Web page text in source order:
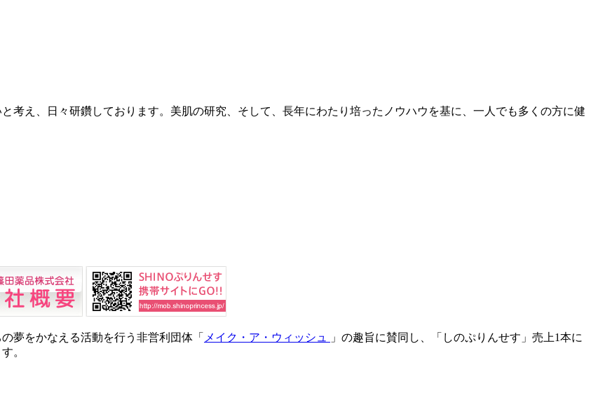
考え、日々研鑽しております。美肌の研究、そして、長年にわたり培ったノウハウを基に、一人でも多くの方に健
夢をかなえる活動を行う非営利団体「 メイク・ア・ウィッシュ
」の趣旨に賛同し、「しのぷりんせす」売上1本に
。